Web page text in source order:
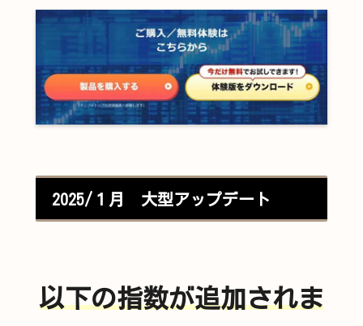
2025/１月 大型アップデート
以下の指数が追加されま